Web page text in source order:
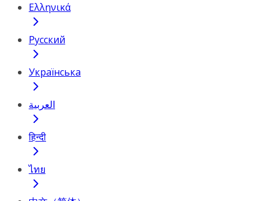
Ελληνικά
Русский
Українська
العربية
हिन्दी
ไทย